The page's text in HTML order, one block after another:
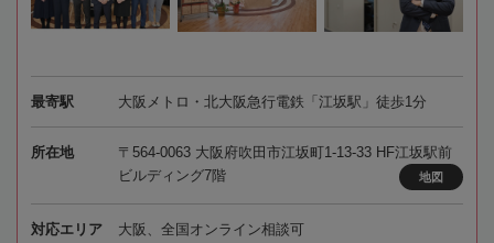
最寄駅 大阪メトロ・北大阪急行電鉄「江坂駅」徒歩1分
所在地
〒564-0063 大阪府吹田市江坂町1-13-33 HF江坂駅前
ビルディング7階
地図
対応エリア 大阪、全国オンライン相談可